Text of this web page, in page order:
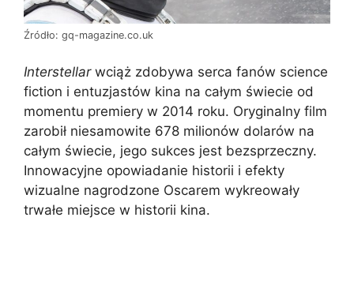
Źródło: gq-magazine.co.uk
Interstellarwciąż zdobywa serca fanów science
fiction i entuzjastów kina na całym świecie od
momentu premiery w 2014 roku. Oryginalny film
zarobił niesamowite 678 milionów dolarów na
całym świecie, jego sukces jest bezsprzeczny.
Innowacyjne opowiadanie historii i efekty
wizualne nagrodzone Oscarem wykreowały
trwałe miejsce w historii kina.